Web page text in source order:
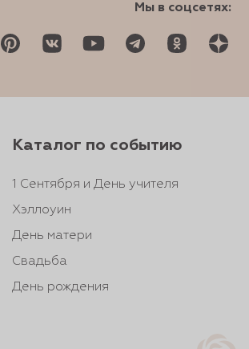
Мы в соцсетях:
Каталог по событию
1 Сентября и День учителя
Хэллоуин
День матери
Свадьба
День рождения